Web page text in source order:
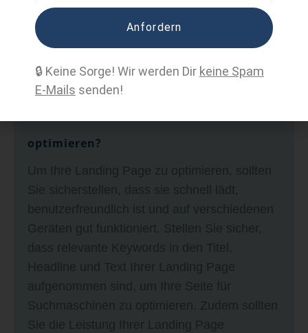
Wie sollte ich meine Landing Page
optimieren?
Um Ihre Landing Page zu optimieren, sollten
Sie sicherstellen, dass sie schnell lädt,
benutzerfreundlich ist und auf verschiedenen
Geräten gut funktioniert. Stellen Sie sicher,
dass relevante Keywords in den Titel,
Headline und Text Ihrer Landing Page
aufgenommen sind, um Ihre Seite für
Suchmaschinen zu optimieren. Zudem sollten
Sie die Leistung Ihrer Landing Page
Anfordern
🔒 Keine Sorge! Wir werden Dir keine Spam
E-Mails senden!